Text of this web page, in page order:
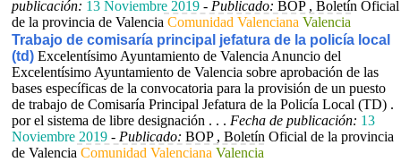
publicación: 13 Noviembre 2019 - Publicado: BOP , Boletín Oficial
de la provincia de Valencia Comunidad Valenciana Valencia
Trabajo de comisaría principal jefatura de la policía local
(td) Excelentísimo Ayuntamiento de Valencia Anuncio del
Excelentísimo Ayuntamiento de Valencia sobre aprobación de las
bases específicas de la convocatoria para la provisión de un puesto
de trabajo de Comisaría Principal Jefatura de la Policía Local (TD) .
por el sistema de libre designación . . . Fecha de publicación: 13
Noviembre 2019 - Publicado: BOP , Boletín Oficial de la provincia
de Valencia Comunidad Valenciana Valencia